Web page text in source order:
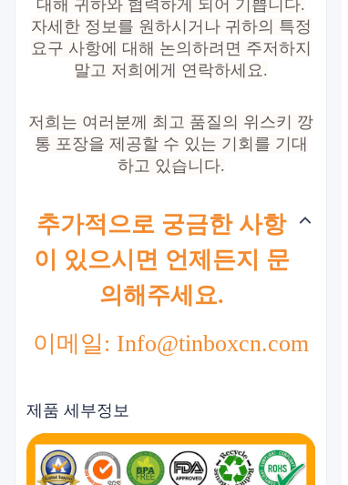
대해 귀하와 협력하게 되어 기쁩니다.
자세한 정보를 원하시거나 귀하의 특정
요구 사항에 대해 논의하려면 주저하지
말고 저희에게 연락하세요.
저희는 여러분께 최고 품질의 위스키 깡
통 포장을 제공할 수 있는 기회를 기대
하고 있습니다.
추가적으로 궁금한 사항
이 있으시면 언제든지 문
의해주세요.
이메일: Info@tinboxcn.com
제품 세부정보